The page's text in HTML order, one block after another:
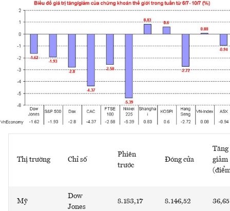
Thị trường Chỉ số
Phiên
trước
Đóng cửa
giảm
Mỹ
Dow
Jones
8.183,17 8.146,52 36,65